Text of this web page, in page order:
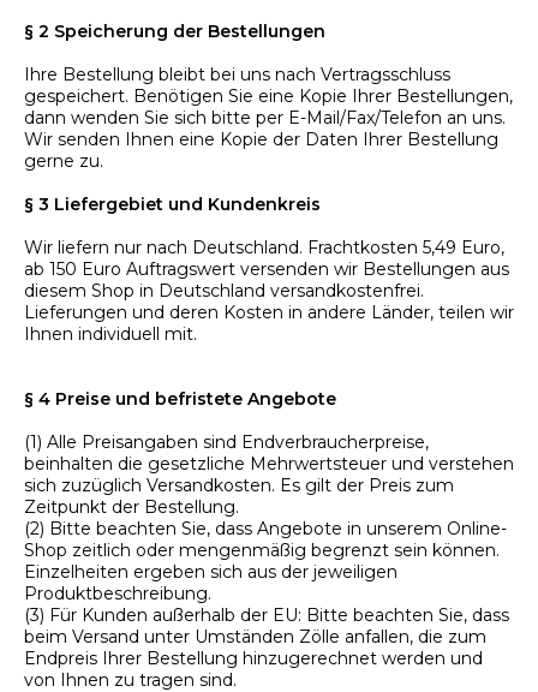
§ 2 Speicherung der Bestellungen
Ihre Bestellung bleibt bei uns nach Vertragsschluss
gespeichert. Benötigen Sie eine Kopie Ihrer Bestellungen,
dann wenden Sie sich bitte per E-Mail/Fax/Telefon an uns.
Wir senden Ihnen eine Kopie der Daten Ihrer Bestellung
gerne zu.
§ 3 Liefergebiet und Kundenkreis
Wir liefern nur nach Deutschland. Frachtkosten 5,49 Euro,
ab 150 Euro Auftragswert versenden wir Bestellungen aus
diesem Shop in Deutschland versandkostenfrei.
Lieferungen und deren Kosten in andere Länder, teilen wir
Ihnen individuell mit.
§ 4 Preise und befristete Angebote
(1) Alle Preisangaben sind Endverbraucherpreise,
beinhalten die gesetzliche Mehrwertsteuer und verstehen
sich zuzüglich Versandkosten. Es gilt der Preis zum
Zeitpunkt der Bestellung.
(2) Bitte beachten Sie, dass Angebote in unserem Online-
Shop zeitlich oder mengenmäßig begrenzt sein können.
Einzelheiten ergeben sich aus der jeweiligen
Produktbeschreibung.
(3) Für Kunden außerhalb der EU: Bitte beachten Sie, dass
beim Versand unter Umständen Zölle anfallen, die zum
Endpreis Ihrer Bestellung hinzugerechnet werden und
von Ihnen zu tragen sind.